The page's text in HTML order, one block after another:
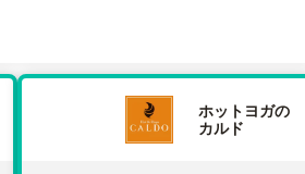
ホットヨガの
カルド